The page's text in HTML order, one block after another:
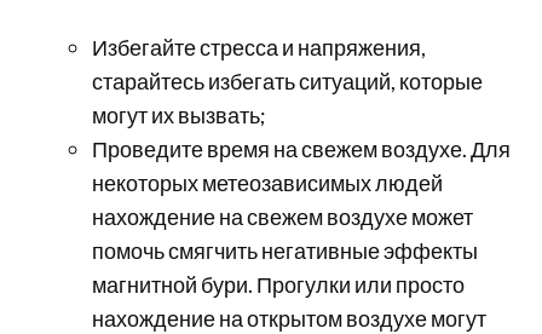
Избегайте стресса и напряжения,
старайтесь избегать ситуаций, которые
могут их вызвать;
Проведите время на свежем воздухе. Для
некоторых метеозависимых людей
нахождение на свежем воздухе может
помочь смягчить негативные эффекты
магнитной бури. Прогулки или просто
нахождение на открытом воздухе могут